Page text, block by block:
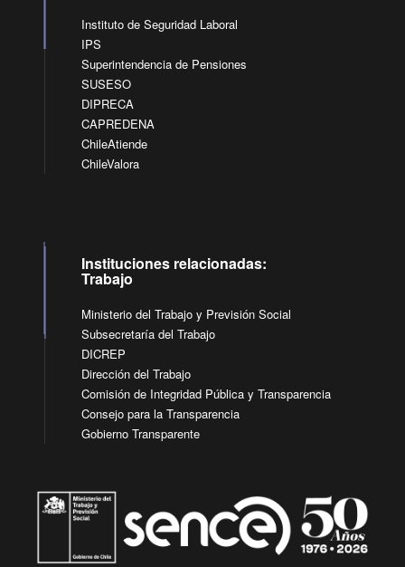
Instituto de Seguridad Laboral
IPS
Superintendencia de Pensiones
SUSESO
DIPRECA
CAPREDENA
ChileAtiende
ChileValora
Instituciones relacionadas:
Trabajo
Ministerio del Trabajo y Previsión Social
Subsecretaría del Trabajo
DICREP
Dirección del Trabajo
Comisión de Integridad Pública y Transparencia
Consejo para la Transparencia
Gobierno Transparente